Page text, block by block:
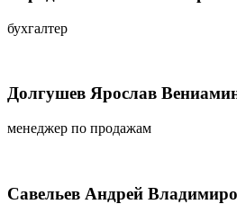
бухгалтер
Долгушев Ярослав
менеджер по продажам
Савельев Андрей